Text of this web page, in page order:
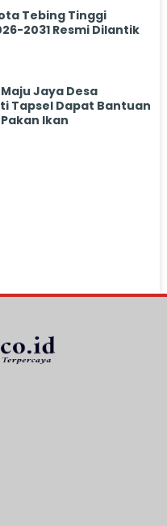
Tebing Tinggi
2031 Resmi Dilantik
Jaya Desa
Tapsel Dapat Bantuan
Ikan